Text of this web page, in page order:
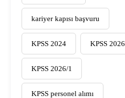
kariyer kapısı başvuru
KPSS 2024 KPSS 2026
KPSS 2026/1
KPSS personel alımı